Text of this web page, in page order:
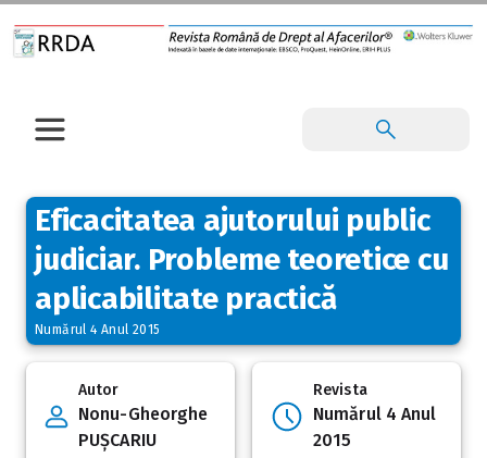
Eficacitatea ajutorului public
judiciar. Probleme teoretice cu
aplicabilitate practică
Numărul 4 Anul 2015
Autor
Nonu-Gheorghe
PUȘCARIU
Revista
Numărul 4 Anul
2015